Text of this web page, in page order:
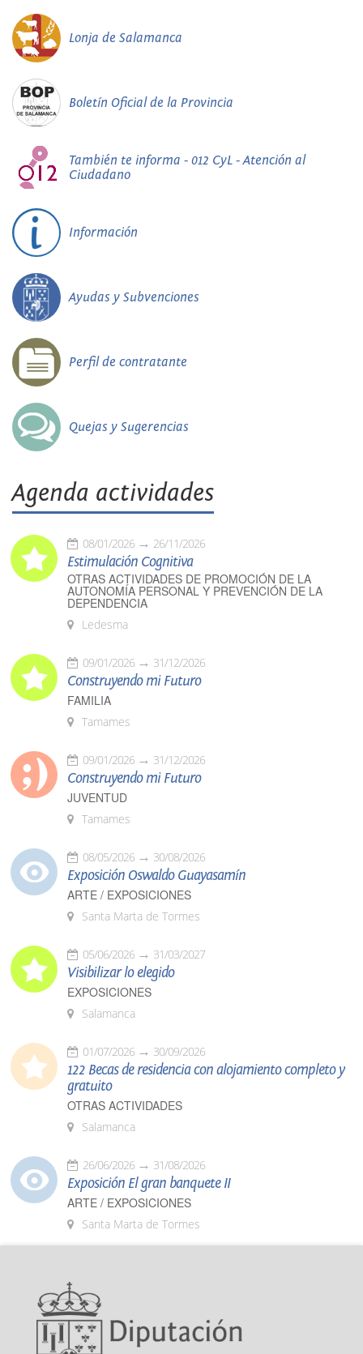
Lonja de Salamanca
Boletín Oficial de la Provincia
También te informa - 012 CyL - Atención al
Ciudadano
Información
Ayudas y Subvenciones
Perfil de contratante
Quejas y Sugerencias
Agenda actividades
08/01/2026 26/11/2026
Estimulación Cognitiva
OTRAS ACTIVIDADES DE PROMOCIÓN DE LA
AUTONOMÍA PERSONAL Y PREVENCIÓN DE LA
DEPENDENCIA
Ledesma
09/01/2026 31/12/2026
Construyendo mi Futuro
FAMILIA
Tamames
09/01/2026 31/12/2026
Construyendo mi Futuro
JUVENTUD
Tamames
08/05/2026 30/08/2026
Exposición Oswaldo Guayasamín
ARTE / EXPOSICIONES
Santa Marta de Tormes
05/06/2026 31/03/2027
Visibilizar lo elegido
EXPOSICIONES
Salamanca
01/07/2026 30/09/2026
122 Becas de residencia con alojamiento completo y
gratuito
OTRAS ACTIVIDADES
Salamanca
26/06/2026 31/08/2026
Exposición El gran banquete II
ARTE / EXPOSICIONES
Santa Marta de Tormes